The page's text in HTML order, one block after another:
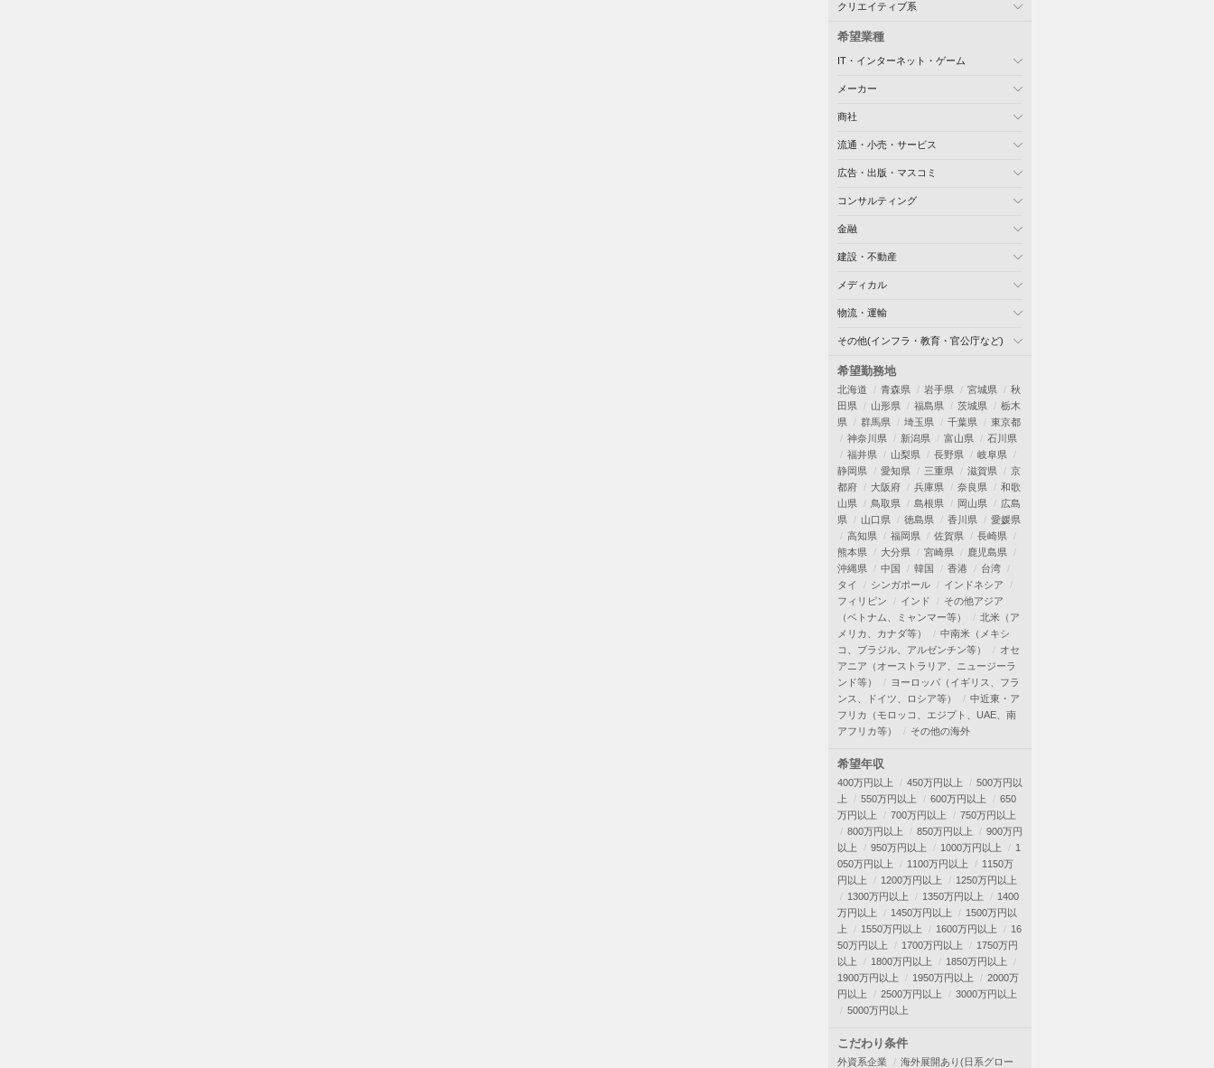
クリエイティブ系
希望業種
IT・インターネット・ゲーム
メーカー
商社
流通・小売・サービス
広告・出版・マスコミ
コンサルティング
金融
建設・不動産
メディカル
物流・運輸
その他(インフラ・教育・官公庁など)
希望勤務地
北海道 青森県 岩手県 宮城県
秋
田県
山形県 福島県 茨城県
栃木
県
群馬県 埼玉県 千葉県
東京都
神奈川県
新潟県 富山県
石川県
福井県
山梨県 長野県
岐阜県
静岡県
愛知県 三重県 滋賀県
京
都府
大阪府 兵庫県 奈良県
和歌
山県
鳥取県 島根県 岡山県
広島
県
山口県 徳島県 香川県
愛媛県
高知県
福岡県 佐賀県
長崎県
熊本県
大分県 宮崎県
鹿児島県
沖縄県
中国 韓国 香港
台湾
タイ
シンガポール
インドネシア
フィリピン
インド
その他アジア
（ベトナム、ミャンマー等）
北米（ア
メリカ、カナダ等）
中南米（メキシ
コ、ブラジル、アルゼンチン等）
オセ
アニア（オーストラリア、ニュージーラ
ンド等）
ヨーロッパ（イギリス、フラ
ンス、ドイツ、ロシア等）
中近東・ア
フリカ（モロッコ、エジプト、UAE、南
アフリカ等）
その他の海外
希望年収
400万円以上 450万円以上
500万円以
上
550万円以上 600万円以上
650
万円以上
700万円以上
750万円以上
800万円以上
850万円以上
900万円
以上
950万円以上 1000万円以上
1
050万円以上
1100万円以上
1150万
円以上
1200万円以上
1250万円以上
1300万円以上
1350万円以上
1400
万円以上
1450万円以上
1500万円以
上
1550万円以上 1600万円以上
16
50万円以上
1700万円以上
1750万円
以上
1800万円以上
1850万円以上
1900万円以上
1950万円以上
2000万
円以上
2500万円以上
3000万円以上
5000万円以上
こだわり条件
外資系企業
海外展開あり(日系グロー